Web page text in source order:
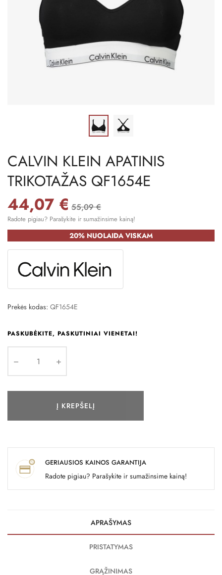
CALVIN KLEIN APATINIS
TRIKOTAŽAS QF1654E
44,07 € 55,09 €
Radote pigiau? Parašykite ir sumažinsime kainą!
20% NUOLAIDA VISKAM
Prekės kodas: QF1654E
PASKUBĖKITE, PASKUTINIAI VIENETAI!
Į KREPŠELĮ
GERIAUSIOS KAINOS GARANTIJA
Radote pigiau? Parašykite ir sumažinsime kainą!
APRAŠYMAS
PRISTATYMAS
GRĄŽINIMAS